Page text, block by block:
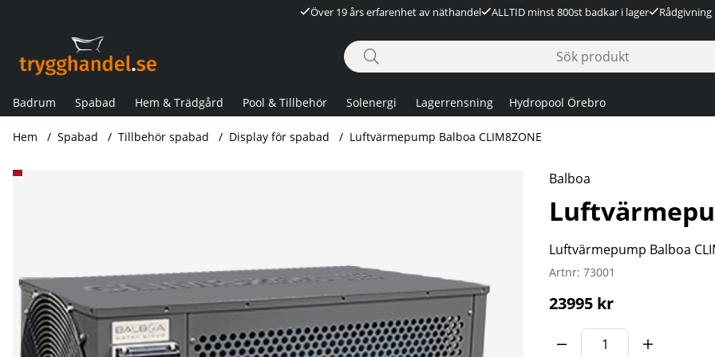
Över 19 års erfarenhet av näthandel ALLTID minst 800st badkar i lager
Badrum Spabad Hem & Trädgård Pool & Tillbehör Solenergi Lagerrensning Hydropool Örebro
Hem Spabad Tillbehör spabad Display för spabad Luftvärmepump Balboa CLIM8ZONE
Produktbilder Luftvärmepump Balboa CLIM8ZONE Balboa
Luftvärmepump Balboa
Artnr: 73001
23995 kr